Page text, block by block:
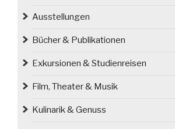
Nachfahren“
Ausstellungen
Bücher & Publikationen
Exkursionen & Studienreisen
Film, Theater & Musik
Kulinarik & Genuss